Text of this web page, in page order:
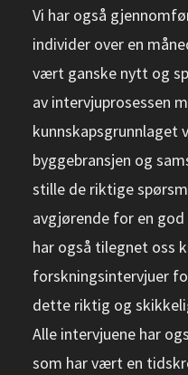
Vi har også
individer over en
vært ganske nytt og
av intervjuprosessen
kunnskapsgrunnlaget
byggebransjen og
stille de riktige
avgjørende for en
har også tilegnet oss
forskningsintervjuer
dette riktig og
Alle intervjuene har
som har vært en